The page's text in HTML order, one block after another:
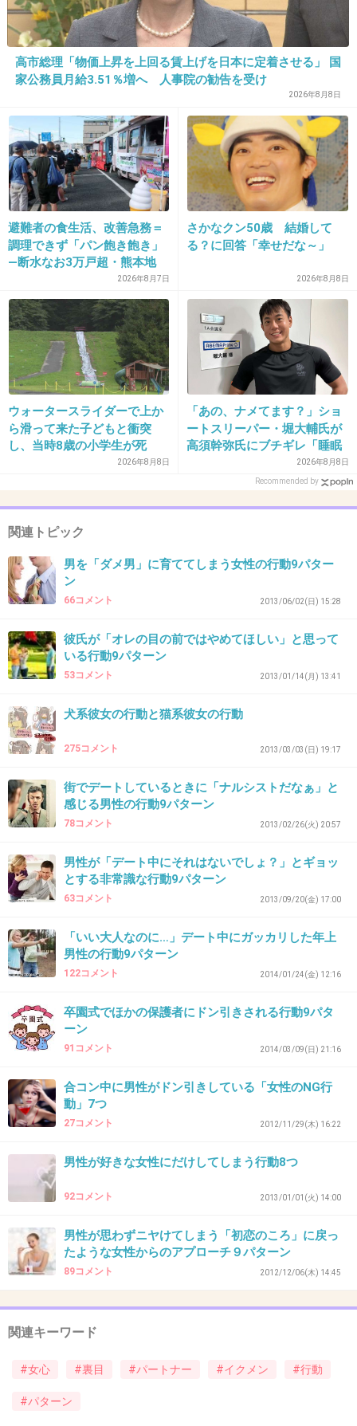
32. 匿名2014/07/08(火) 22:20:24
イクメンてチヤホヤされるし、そんな旦那には
いつもありがとう！と褒めましょう☆みたいな
意見あるけど、
そもそも当たり前のことなのになんでシタテに
出たり褒めなきゃいけないんだろうとモヤモヤ
する。
こっちは 共働きしてて、働いてくれてありがと
う！とか別に言われないのに
+126 -3
まわり見てると、優しくて我慢強くてワガママ
言わないタイプの素晴らしい奥さんの旦那の方
が、ワガママで何もしないのが多い。
その妻も、旦那の前では何も言わないのに、影
で文句や悩み相談してる。
強気でちゃんと主張するタイプの奥さんの方
が、旦那をちゃんとコントロールできてる感じ
34. 匿名2014/07/08(火) 22:23:44
女はほんとすごい！
男はいったい何してるの？
男性不要時代がくるかもね(笑)
-1
35. 匿名2014/07/08(火) 22:25:34
冗談でうちの旦那が言ったとき、冗談でもキレ
てしまった。
イクメンとはちょっと違うけど・・・
私は付き合ってる頃、家でゴハン作るときは
てね！」と言って順番こにしてました。
こっちがやって当たり前だと思われると、後で
その認識を覆すのは至難の業です。
+62
37. 匿名2014/07/08(火) 22:28:22
何も意識していなかったけど、たっぷり育児も
両親が亭主関白で、父が家事を全くしない人だ
るのは新婚当初申し訳なく感じていましたが、
子供ができてから本当に助かっています！！
高市総理「物価上昇を上回る賃上げを日本に定着させる」 国
家公務員月給3.51％増へ 人事院の勧告を受け
2026年8月8日
避難者の食生活、改善急務＝
調理できず「パン飽き飽き」
―断水なお3万戸超・熊本地
2026年8月7日
さかなクン50歳 結婚して
る？に回答「幸せだな～」
2026年8月8日
ウォータースライダーで上か
ら滑って来た子どもと衝突
し、当時8歳の小学生が死
亡 イベントの引率責任者の
る」「全く納得できない」
島根県邑南町
2026年8月8日
「あの、ナメてます？」ショ
ートスリーパー・堀大輔氏が
高須幹弥氏にブチギレ「睡眠
不足の人＝キレやすい」SNS
2026年8月8日
Recommended by
関連トピック
男を「ダメ男」に育ててしまう女性の行動9パター
ン
66コメント 2013/06/02(日) 15:28
彼氏が「オレの目の前ではやめてほしい」と思って
いる行動9パターン
53コメント 2013/01/14(月) 13:41
犬系彼女の行動と猫系彼女の行動
275コメント 2013/03/03(日) 19:17
街でデートしているときに「ナルシストだなぁ」と
感じる男性の行動9パターン
78コメント 2013/02/26(火) 20:57
男性が「デート中にそれはないでしょ？」とギョッ
とする非常識な行動9パターン
63コメント 2013/09/20(金) 17:00
「いい大人なのに…」デート中にガッカリした年上
男性の行動9パターン
122コメント 2014/01/24(金) 12:16
卒園式でほかの保護者にドン引きされる行動9パタ
ーン
91コメント 2014/03/09(日) 21:16
合コン中に男性がドン引きしている「女性のNG行
動」7つ
27コメント 2012/11/29(木) 16:22
男性が好きな女性にだけしてしまう行動8つ
92コメント 2013/01/01(火) 14:00
男性が思わずニヤけてしまう「初恋のころ」に戻っ
たような女性からのアプローチ９パターン
89コメント 2012/12/06(木) 14:45
関連キーワード
#女心 #裏目 #パートナー #イクメン #行動
#パターン